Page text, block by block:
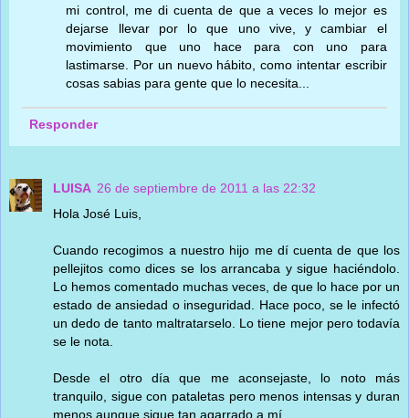
mi control, me di cuenta de que a veces lo mejor es
dejarse llevar por lo que uno vive, y cambiar el
movimiento que uno hace para con uno para
lastimarse. Por un nuevo hábito, como intentar escribir
cosas sabias para gente que lo necesita...
Responder
LUISA 26 de septiembre de 2011 a las 22:32
Hola José Luis,
Cuando recogimos a nuestro hijo me dí cuenta de que los
pellejitos como dices se los arrancaba y sigue haciéndolo.
Lo hemos comentado muchas veces, de que lo hace por un
estado de ansiedad o inseguridad. Hace poco, se le infectó
un dedo de tanto maltratarselo. Lo tiene mejor pero todavía
se le nota.
Desde el otro día que me aconsejaste, lo noto más
tranquilo, sigue con pataletas pero menos intensas y duran
menos aunque sigue tan agarrado a mí.